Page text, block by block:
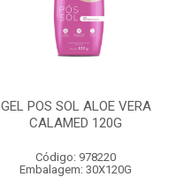
GEL POS SOL ALOE VERA
CALAMED 120G
Código: 978220
Embalagem: 30X120G